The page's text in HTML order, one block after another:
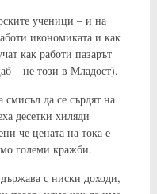
ученици – и на
икономиката и как
как работи пазарът
– не този в Младост).
да се сърдят на
десетки хиляди
че цената на тока е
големи кражби.
с ниски доходи,